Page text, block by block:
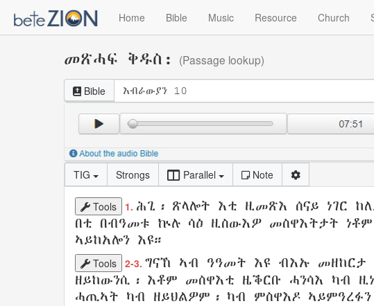
Home Bible Music Resource Church
መጽሓፍ ቅዱስ: (Passage lookup)
Bible
TIG Strongs Parallel Note
Tools 1. ሕጊ ፡ ጽላሎት እቲ ዚመጽእ ሰናይ ነገር
በቲ በብዓመቱ ኵሉ ሳዕ ዚስውእዎ መስዋእትታት ነቶም
ኣይከአሎን እዩ።
Tools 2-3. ግናኸ ኣብ ዓዓመት እዩ ብእኡ መዘከርታ
ዘይከውንሲ፡ እቶም መስዋእቲ ዜቕርቡ ሓንሳእ ካብ
ሓጢኣት ካብ ዘይህልዎም ፡ ካብ ምስዋእዶ ኣይምዓረፉን